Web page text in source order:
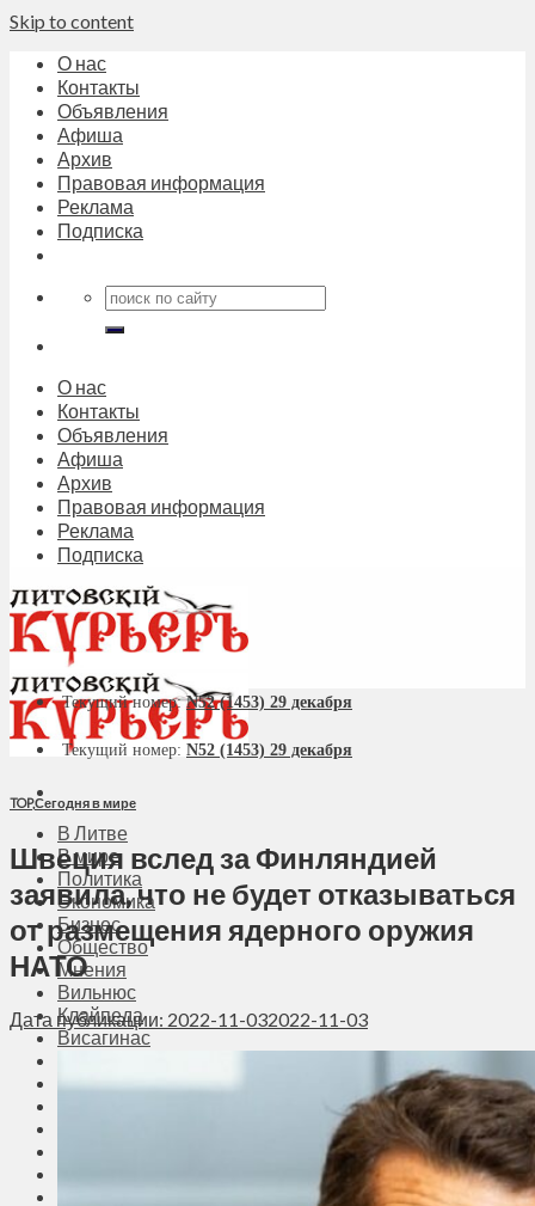
Skip to content
О нас
Контакты
Объявления
Афиша
Архив
Правовая информация
Реклама
Подписка
О нас
Контакты
Объявления
Афиша
Архив
Правовая информация
Реклама
Подписка
В Литве
В мире
Политика
Экономика
Бизнес
Общество
Мнения
Вильнюс
Клайпеда
Висагинас
Соседи
Текущий номер:N52 (1453) 29 декабря
Текущий номер: N52 (1453) 29 декабря
TOP,Сегодня в мире
Швеция вслед за Финляндией
заявила, что не будет отказываться
от размещения ядерного оружия
НАТО
Дата публикации: 2022-11-032022-11-03